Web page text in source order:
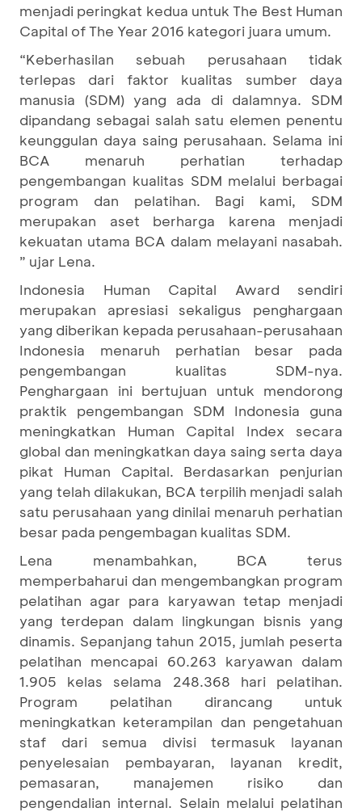
menjadi peringkat kedua untuk The Best Human
Capital of The Year 2016 kategori juara umum.
“Keberhasilan sebuah perusahaan tidak
terlepas dari faktor kualitas sumber daya
manusia (SDM) yang ada di dalamnya. SDM
dipandang sebagai salah satu elemen penentu
keunggulan daya saing perusahaan. Selama ini
BCA menaruh perhatian terhadap
pengembangan kualitas SDM melalui berbagai
program dan pelatihan. Bagi kami, SDM
merupakan aset berharga karena menjadi
kekuatan utama BCA dalam melayani nasabah.
” ujar Lena.
Indonesia Human Capital Award sendiri
merupakan apresiasi sekaligus penghargaan
yang diberikan kepada perusahaan-perusahaan
Indonesia menaruh perhatian besar pada
pengembangan kualitas SDM-nya.
Penghargaan ini bertujuan untuk mendorong
praktik pengembangan SDM Indonesia guna
meningkatkan Human Capital Index secara
global dan meningkatkan daya saing serta daya
pikat Human Capital. Berdasarkan penjurian
yang telah dilakukan, BCA terpilih menjadi salah
satu perusahaan yang dinilai menaruh perhatian
besar pada pengembagan kualitas SDM.
Lena menambahkan, BCA terus
memperbaharui dan mengembangkan program
pelatihan agar para karyawan tetap menjadi
yang terdepan dalam lingkungan bisnis yang
dinamis. Sepanjang tahun 2015, jumlah peserta
pelatihan mencapai 60.263 karyawan dalam
1.905 kelas selama 248.368 hari pelatihan.
Program pelatihan dirancang untuk
meningkatkan keterampilan dan pengetahuan
staf dari semua divisi termasuk layanan
penyelesaian pembayaran, layanan kredit,
pemasaran, manajemen risiko dan
pengendalian internal. Selain melalui pelatihan